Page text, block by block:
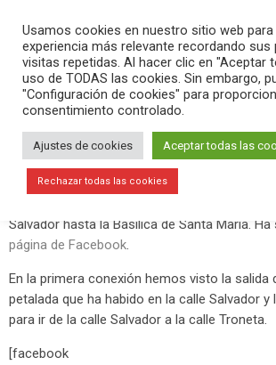
search menu
abril 18, 2019
Traslado procesional de la
los Dolores
Este Miércoles Santo hemos contado ? EN
Salvador hasta la Basílica de Santa María.
página de Facebook
En la primera conexión hemos visto la salida
petalada que ha habido en la calle Salvador y
para ir de la calle Salvador a la calle Troneta.
[facebook
Usamos cookies en nuestro sitio web para
experiencia más relevante recordando sus
visitas repetidas. Al hacer clic en "Aceptar
uso de TODAS las cookies. Sin embargo,
"Configuración de cookies" para
consentimiento controlado.
Ajustes de cookies Aceptar todas las
Rechazar todas las cookies